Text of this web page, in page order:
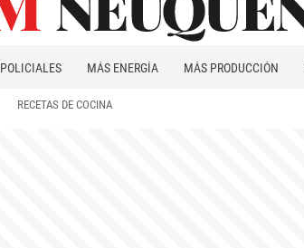
POLICIALES MÁS ENERGÍA MÁS PRODUCCIÓN
RECETAS DE COCINA